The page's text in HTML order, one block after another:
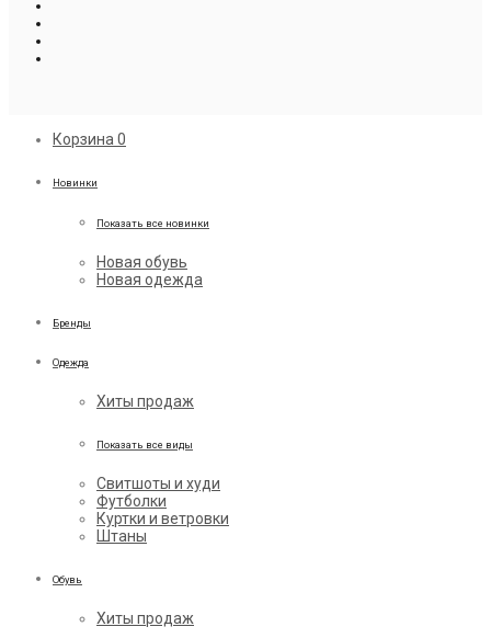
Корзина 0
Новинки
Показать все новинки
Новая обувь
Новая одежда
Бренды
Одежда
Хиты продаж
Показать все виды
Свитшоты и худи
Футболки
Куртки и ветровки
Штаны
Обувь
Хиты продаж